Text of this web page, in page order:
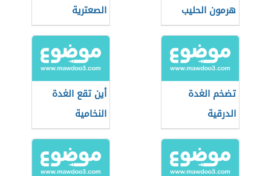
هرمون الحليب
الصعترية
تضخم الغدة
الدرقية
أين تقع الغدة
النخامية